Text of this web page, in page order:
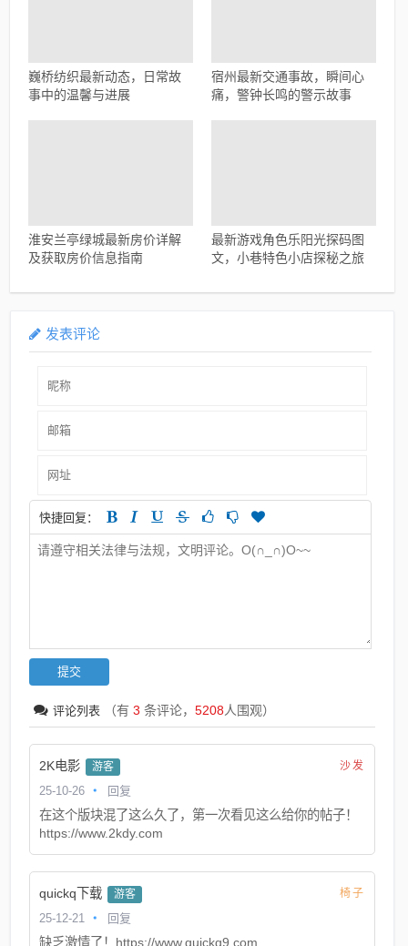
巍桥纺织最新动态，日常故
事中的温馨与进展
宿州最新交通事故，瞬间心
痛，警钟长鸣的警示故事
淮安兰亭绿城最新房价详解
及获取房价信息指南
最新游戏角色乐阳光探码图
文，小巷特色小店探秘之旅
发表评论
快捷回复：
评论列表 （有3 条评论，5208人围观）
2K电影 游客 沙发
25-10-26 回复
在这个版块混了这么久了，第一次看见这么给你的帖子！
https://www.2kdy.com
quickq下载 游客 椅子
25-12-21 回复
缺乏激情了！https://www.quickq9.com